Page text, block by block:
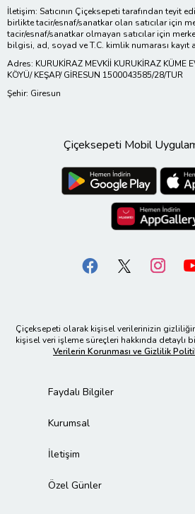
İletişim: Satıcının Çiçeksepeti tarafından teyit
birlikte tacir/esnaf/sanatkar olan satıcılar için
tacir/esnaf/sanatkar olmayan satıcılar için
bilgisi, ad, soyad ve T.C. kimlik numarası kayıt
Adres: KURUKİRAZ MEVKİİ KURUKİRAZ KÜME
KÖYÜ/ KEŞAP/ GİRESUN 1500043585/28/TUR
Şehir: Giresun
Çiçeksepeti Mobil
Çiçeksepeti olarak kişisel verilerinizin
kişisel veri işleme süreçleri hakkında detaylı
Verilerin Korunması ve Gizlilik
Faydalı Bilgiler
Kurumsal
İletişim
Özel Günler